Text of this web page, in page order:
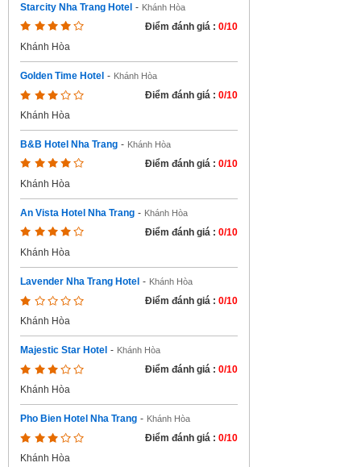
Starcity Nha Trang Hotel - Khánh Hòa
Điểm đánh giá : 0/10
Khánh Hòa
Golden Time Hotel - Khánh Hòa
Điểm đánh giá : 0/10
Khánh Hòa
B&B Hotel Nha Trang - Khánh Hòa
Điểm đánh giá : 0/10
Khánh Hòa
An Vista Hotel Nha Trang - Khánh Hòa
Điểm đánh giá : 0/10
Khánh Hòa
Lavender Nha Trang Hotel - Khánh Hòa
Điểm đánh giá : 0/10
Khánh Hòa
Majestic Star Hotel - Khánh Hòa
Điểm đánh giá : 0/10
Khánh Hòa
Pho Bien Hotel Nha Trang - Khánh Hòa
Điểm đánh giá : 0/10
Khánh Hòa